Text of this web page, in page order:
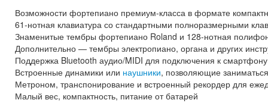
Возможности фортепиано премиум-класса в формате
61-нотная клавиатура со стандартными полноразмерными
Знаменитые тембры фортепиано Roland и 128-нотная
Дополнительно — тембры электропиано, органа и других
Поддержка Bluetooth аудио/MIDI для подключения к
Встроенные динамики или наушники, позволяющие
Метроном, транспонирование и встроенный рекордер для
Малый вес, компактность, питание от батарей